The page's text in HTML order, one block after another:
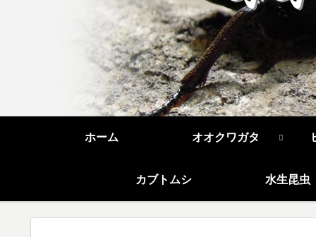
ホーム オオクワガタ
カブトムシ 水生昆虫